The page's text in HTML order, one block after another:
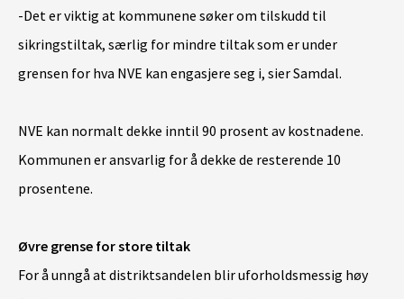
-Det er viktig at kommunene søker om tilskudd til
sikringstiltak, særlig for mindre tiltak som er under
grensen for hva NVE kan engasjere seg i, sier Samdal.
NVE kan normalt dekke inntil 90 prosent av kostnadene.
Kommunen er ansvarlig for å dekke de resterende 10
prosentene.
Øvre grense for store tiltak
For å unngå at distriktsandelen blir uforholdsmessig høy